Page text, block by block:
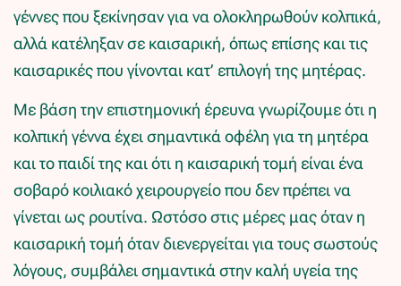
γέννες που ξεκίνησαν για να ολοκληρωθούν κολπικά,
αλλά κατέληξαν σε καισαρική, όπως επίσης και τις
καισαρικές που γίνονται κατ’ επιλογή της μητέρας.
Με βάση την επιστημονική έρευνα γνωρίζουμε ότι η
κολπική γέννα έχει σημαντικά οφέλη για τη μητέρα
και το παιδί της και ότι η καισαρική τομή είναι ένα
σοβαρό κοιλιακό χειρουργείο που δεν πρέπει να
γίνεται ως ρουτίνα. Ωστόσο στις μέρες μας όταν η
καισαρική τομή όταν διενεργείται για τους σωστούς
λόγους, συμβάλει σημαντικά στην καλή υγεία της